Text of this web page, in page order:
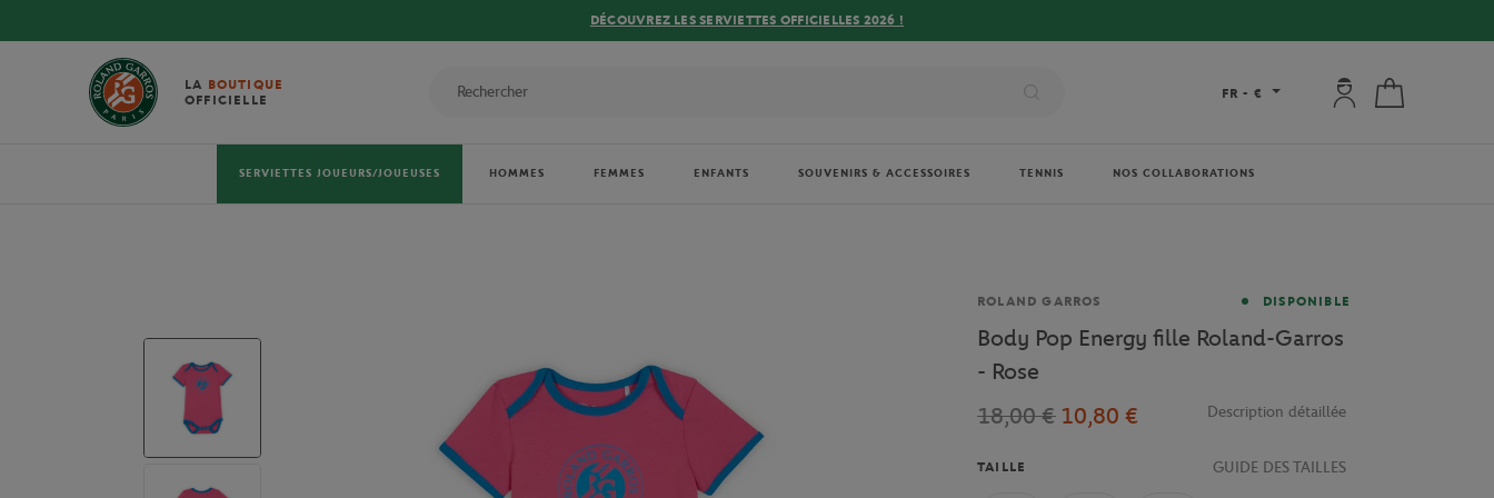
DÉCOUVREZ LES SERVIETTES OFFICIELLES 2026 !
LA BOUTIQUE
OFFICIELLE
FR - € Mon compte : se
SERVIETTES JOUEURS/JOUEUSES HOMMES FEMMES ENFANTS SOUVENIRS & ACCESSOIRES TENNIS NOS COLLABORATIONS
Marque
ROLAND GARROS DISPONIBLE
Body Pop Energy fille Roland-Garros
- Rose
18,00 € 10,80 € Description détaillée
TAILLE GUIDE DES TAILLES